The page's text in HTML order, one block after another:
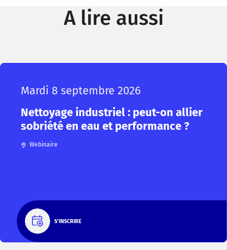
A lire aussi
Mardi 8 septembre 2026
Nettoyage industriel : peut-on allier
sobriété en eau et performance ?
Webinaire
S'INSCRIRE